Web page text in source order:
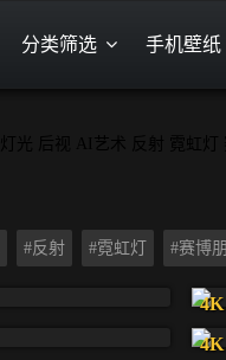
分类筛选 手机壁纸
#反射 #霓虹灯 #赛博
4K
4K